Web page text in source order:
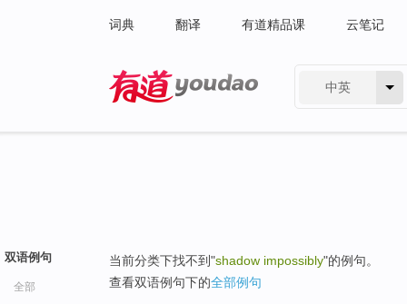
词典 翻译 有道精品课 云笔记
中英
双语例句
全部
当前分类下找不到"shadow impossibly"的例句。
查看双语例句下的全部例句